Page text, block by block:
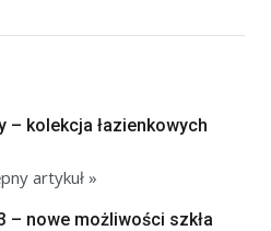
– kolekcja łazienkowych
artykuł »
– nowe możliwości szkła